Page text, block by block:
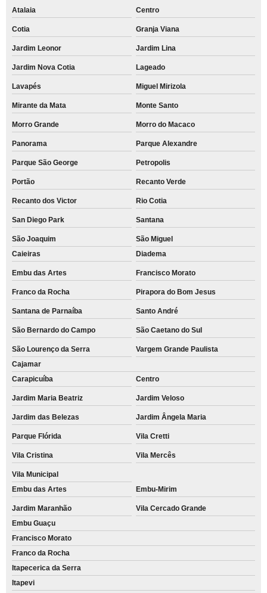
Atalaia Centro
Cotia Granja Viana
Jardim Leonor Jardim Lina
Jardim Nova Cotia Lageado
Lavapés Miguel Mirizola
Mirante da Mata Monte Santo
Morro Grande Morro do Macaco
Panorama Parque Alexandre
Parque São George Petropolis
Portão Recanto Verde
Recanto dos Victor Rio Cotia
San Diego Park Santana
São Joaquim
São Miguel
Caieiras
Diadema
Embu das Artes Francisco Morato
Franco da Rocha Pirapora do Bom Jesus
Santana de Parnaíba Santo André
São Bernardo do Campo São Caetano do Sul
São Lourenço da Serra
Vargem Grande Paulista
Cajamar
Carapicuíba
Centro
Jardim Maria Beatriz Jardim Veloso
Jardim das Belezas Jardim Ângela Maria
Parque Flórida Vila Cretti
Vila Cristina Vila Mercês
Vila Municipal
Embu das Artes
Embu-Mirim
Jardim Maranhão
Vila Cercado Grande
Embu Guaçu
Francisco Morato
Franco da Rocha
Itapecerica da Serra
Itapevi